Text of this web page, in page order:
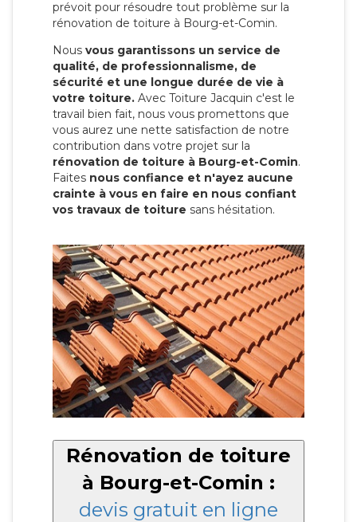
prévoit pour résoudre tout problème sur la
rénovation de toiture à Bourg-et-Comin.
Nous vous garantissons un service de
qualité, de professionnalisme, de
sécurité et une longue durée de vie à
votre toiture. Avec Toiture Jacquin c'est le
travail bien fait, nous vous promettons que
vous aurez une nette satisfaction de notre
contribution dans votre projet sur la
rénovation de toiture à Bourg-et-Comin.
Faites nous confiance et n'ayez aucune
crainte à vous en faire en nous confiant
vos travaux de toiture sans hésitation.
Rénovation de toiture
à Bourg-et-Comin :
devis gratuit en ligne